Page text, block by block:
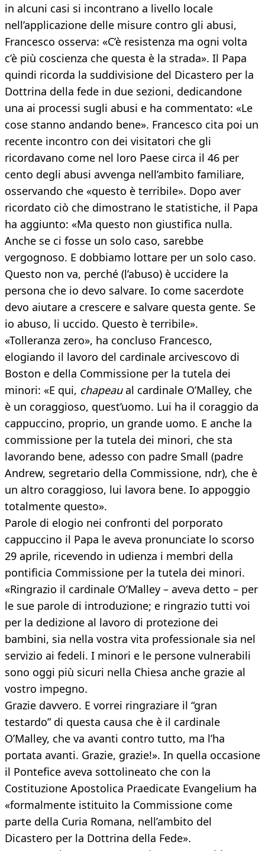
in alcuni casi si incontrano a livello locale
nell’applicazione delle misure contro gli abusi,
Francesco osserva: «C’è resistenza ma ogni volta
c’è più coscienza che questa è la strada». Il Papa
quindi ricorda la suddivisione del Dicastero per la
Dottrina della fede in due sezioni, dedicandone
una ai processi sugli abusi e ha commentato: «Le
cose stanno andando bene». Francesco cita poi un
recente incontro con dei visitatori che gli
ricordavano come nel loro Paese circa il 46 per
cento degli abusi avvenga nell’ambito familiare,
osservando che «questo è terribile». Dopo aver
ricordato ciò che dimostrano le statistiche, il Papa
ha aggiunto: «Ma questo non giustifica nulla.
Anche se ci fosse un solo caso, sarebbe
vergognoso. E dobbiamo lottare per un solo caso.
Questo non va, perché (l’abuso) è uccidere la
persona che io devo salvare. Io come sacerdote
devo aiutare a crescere e salvare questa gente. Se
io abuso, li uccido. Questo è terribile».
«Tolleranza zero», ha concluso Francesco,
elogiando il lavoro del cardinale arcivescovo di
Boston e della Commissione per la tutela dei
minori: «E qui, chapeaual cardinale O’Malley, che
è un coraggioso, quest’uomo. Lui ha il coraggio da
cappuccino, proprio, un grande uomo. E anche la
commissione per la tutela dei minori, che sta
lavorando bene, adesso con padre Small (padre
Andrew, segretario della Commissione, ndr), che è
un altro coraggioso, lui lavora bene. Io appoggio
totalmente questo».
Parole di elogio nei confronti del porporato
cappuccino il Papa le aveva pronunciate lo scorso
29 aprile, ricevendo in udienza i membri della
pontificia Commissione per la tutela dei minori.
«Ringrazio il cardinale O’Malley – aveva detto – per
le sue parole di introduzione; e ringrazio tutti voi
per la dedizione al lavoro di protezione dei
bambini, sia nella vostra vita professionale sia nel
servizio ai fedeli. I minori e le persone vulnerabili
sono oggi più sicuri nella Chiesa anche grazie al
vostro impegno.
Grazie davvero. E vorrei ringraziare il “gran
testardo” di questa causa che è il cardinale
O’Malley, che va avanti contro tutto, ma l’ha
portata avanti. Grazie, grazie!». In quella occasione
il Pontefice aveva sottolineato che con la
Costituzione Apostolica Praedicate Evangelium ha
«formalmente istituito la Commissione come
parte della Curia Romana, nell’ambito del
Dicastero per la Dottrina della Fede».